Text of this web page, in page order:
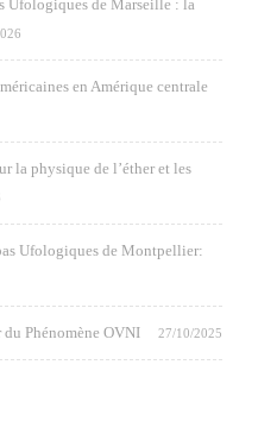
Ufologiques de Marseille : la
en Amérique centrale
la physique de l’éther et les
Ufologiques de Montpellier:
Phénomène OVNI 27/10/2025